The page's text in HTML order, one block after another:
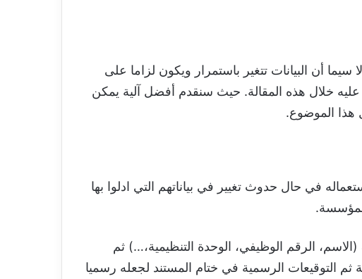
أن البيانات تتغير باستمرار ويكون لزاما على
عليه خلال هذه المقالة. حيث سنقدم أفضل آلية يمكن
الموضوع.
في حال حدوث تغيير في بياناتهم التي ادلوا بها
الرقم الوظيفي، الوحدة التنظيمية،…) ثم
ثم التوقيعات الرسمية في ختام المستند لجعله رسميا